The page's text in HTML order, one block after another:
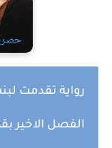
رواية تقدمت
الفصل الاخير